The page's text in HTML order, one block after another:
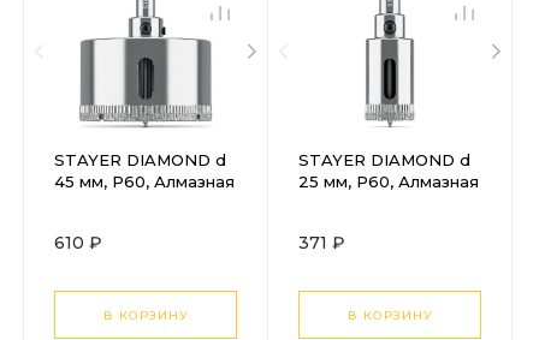
STAYER DIAMOND d
45 мм, Р60, Алмазная
610 ₽
В КОРЗИНУ
STAYER DIAMOND d
25 мм, Р60, Алмазная
371 ₽
В КОРЗИНУ